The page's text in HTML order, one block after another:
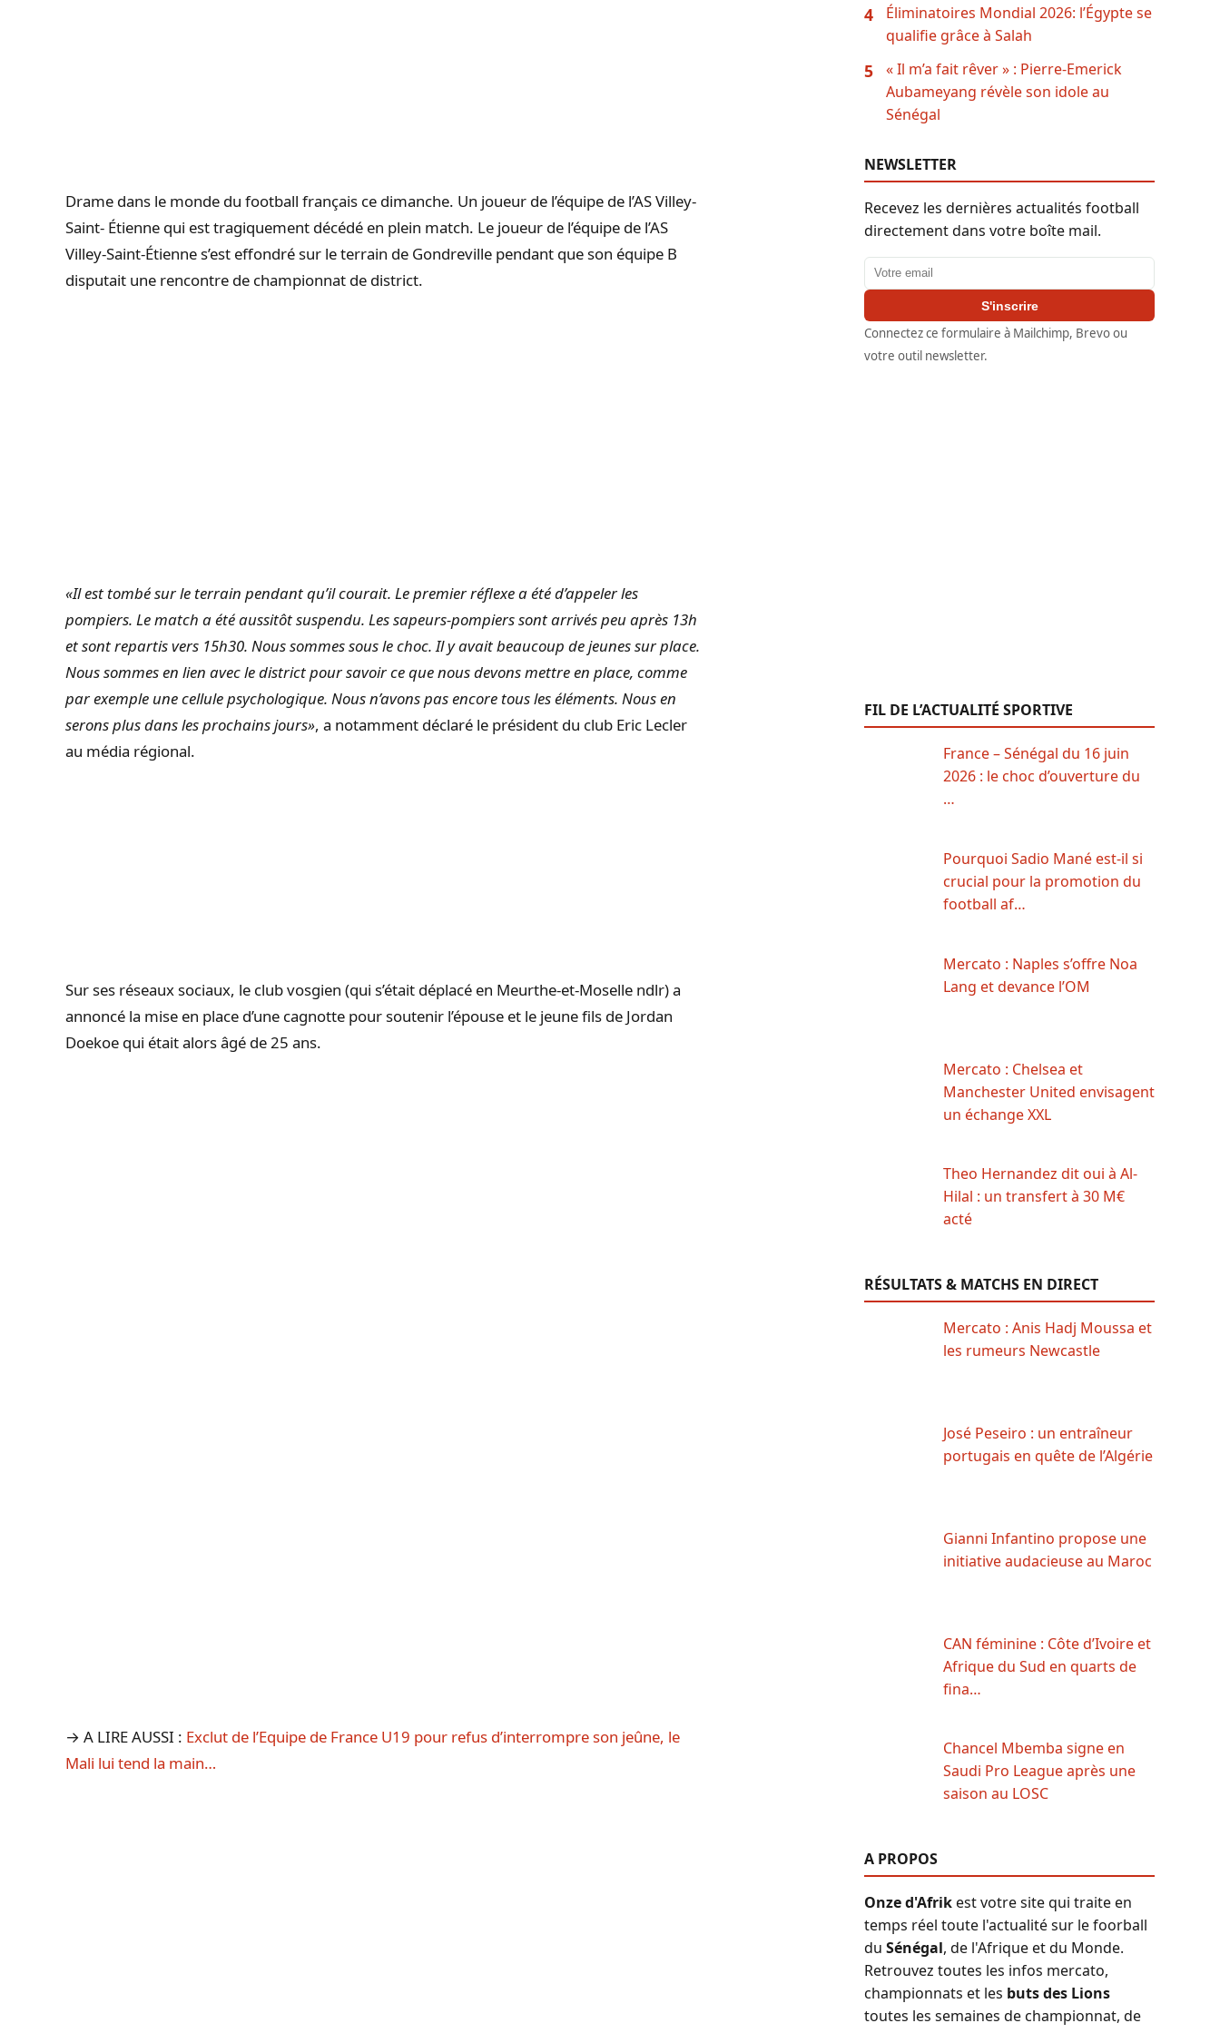
Drame dans le monde du football français ce dimanche. Un joueur de l’équipe de l’AS Villey-
Saint- Étienne qui est tragiquement décédé en plein match. Le joueur de l’équipe de l’AS
Villey-Saint-Étienne s’est effondré sur le terrain de Gondreville pendant que son équipe B
disputait une rencontre de championnat de district.
«Il est tombé sur le terrain pendant qu’il courait. Le premier réflexe a été d’appeler les
pompiers. Le match a été aussitôt suspendu. Les sapeurs-pompiers sont arrivés peu après 13h
et sont repartis vers 15h30. Nous sommes sous le choc. Il y avait beaucoup de jeunes sur place.
Nous sommes en lien avec le district pour savoir ce que nous devons mettre en place, comme
par exemple une cellule psychologique. Nous n’avons pas encore tous les éléments. Nous en
serons plus dans les prochains jours», a notamment déclaré le président du club Eric Lecler
au média régional.
Sur ses réseaux sociaux, le club vosgien (qui s’était déplacé en Meurthe-et-Moselle ndlr) a
annoncé la mise en place d’une cagnotte pour soutenir l’épouse et le jeune fils de Jordan
Doekoe qui était alors âgé de 25 ans.
→ A LIRE AUSSI : Exclut de l’Equipe de France U19 pour refus d’interrompre son jeûne, le
Mali lui tend la main…
4
Éliminatoires Mondial 2026: l’Égypte se
qualifie grâce à Salah
5
« Il m’a fait rêver » : Pierre-Emerick
Aubameyang révèle son idole au
Sénégal
NEWSLETTER
Recevez les dernières actualités football
directement dans votre boîte mail.
Adresse email
S'inscrire
Connectez ce formulaire à Mailchimp, Brevo ou
votre outil newsletter.
FIL DE L’ACTUALITÉ SPORTIVE
France – Sénégal du 16 juin
2026 : le choc d’ouverture du
…
Pourquoi Sadio Mané est-il si
crucial pour la promotion du
football af…
Mercato : Naples s’offre Noa
Lang et devance l’OM
Mercato : Chelsea et
Manchester United envisagent
un échange XXL
Theo Hernandez dit oui à Al-
Hilal : un transfert à 30 M€
acté
RÉSULTATS & MATCHS EN DIRECT
Mercato : Anis Hadj Moussa et
les rumeurs Newcastle
José Peseiro : un entraîneur
portugais en quête de l’Algérie
Gianni Infantino propose une
initiative audacieuse au Maroc
CAN féminine : Côte d’Ivoire et
Afrique du Sud en quarts de
fina…
Chancel Mbemba signe en
Saudi Pro League après une
saison au LOSC
A PROPOS
Onze d'Afrikest votre site qui traite en
temps réel toute l'actualité sur le foorball
du Sénégal, de l'Afrique et du Monde.
Retrouvez toutes les infos mercato,
championnats et les buts des Lions
toutes les semaines de championnat, de